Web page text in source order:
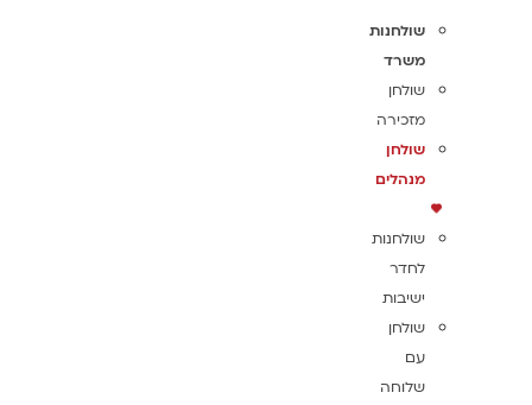
שולחנות
משרד
שולחן
מזכירה
שולחן
מנהלים
שולחנות
לחדר
ישיבות
שולחן
עם
שלוחה